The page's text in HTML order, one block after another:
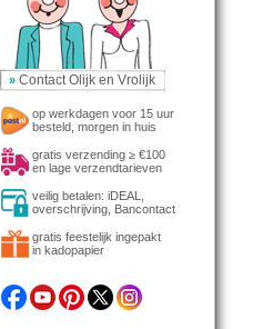
» Contact Olijk en Vrolijk
op werkdagen voor 15 uur
besteld, morgen in huis
gratis verzending ≥ €100
en lage verzendtarieven
veilig betalen: iDEAL,
overschrijving, Bancontact
gratis feestelijk ingepakt
in kadopapier